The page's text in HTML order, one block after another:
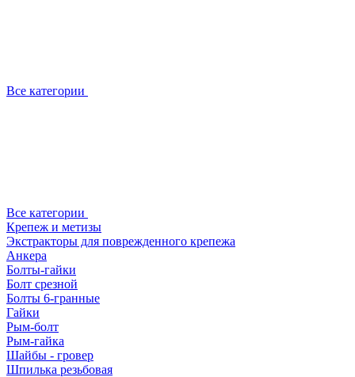
Все категории
Все категории
Крепеж и метизы
Экстракторы для поврежденного крепежа
Анкера
Болты-гайки
Болт срезной
Болты 6-гранные
Гайки
Рым-болт
Рым-гайка
Шайбы - гровер
Шпилька резьбовая